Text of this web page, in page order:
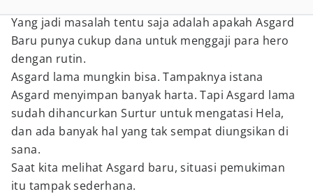
Yang jadi masalah tentu saja adalah apakah Asgard
Baru punya cukup dana untuk menggaji para hero
dengan rutin.
Asgard lama mungkin bisa. Tampaknya istana
Asgard menyimpan banyak harta. Tapi Asgard lama
sudah dihancurkan Surtur untuk mengatasi Hela,
dan ada banyak hal yang tak sempat diungsikan di
sana.
Saat kita melihat Asgard baru, situasi pemukiman
itu tampak sederhana.